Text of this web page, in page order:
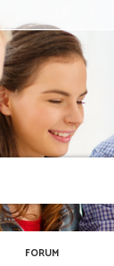
FORUM